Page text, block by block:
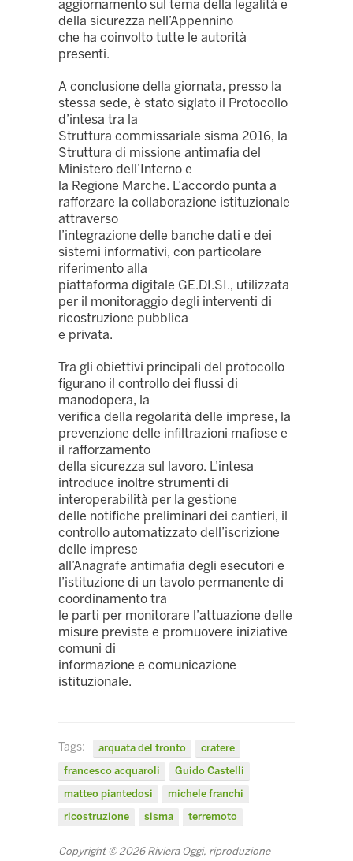
aggiornamento sul tema della legalità e
della sicurezza nell’Appennino
che ha coinvolto tutte le autorità
presenti.
A conclusione della giornata, presso la
stessa sede, è stato siglato il Protocollo
d’intesa tra la
Struttura commissariale sisma 2016, la
Struttura di missione antimafia del
Ministero dell’Interno e
la Regione Marche. L’accordo punta a
rafforzare la collaborazione istituzionale
attraverso
l’integrazione delle banche dati e dei
sistemi informativi, con particolare
riferimento alla
piattaforma digitale GE.DI.SI., utilizzata
per il monitoraggio degli interventi di
ricostruzione pubblica
e privata.
Tra gli obiettivi principali del protocollo
figurano il controllo dei flussi di
manodopera, la
verifica della regolarità delle imprese, la
prevenzione delle infiltrazioni mafiose e
il rafforzamento
della sicurezza sul lavoro. L’intesa
introduce inoltre strumenti di
interoperabilità per la gestione
delle notifiche preliminari dei cantieri, il
controllo automatizzato dell’iscrizione
delle imprese
all’Anagrafe antimafia degli esecutori e
l’istituzione di un tavolo permanente di
coordinamento tra
le parti per monitorare l’attuazione delle
misure previste e promuovere iniziative
comuni di
informazione e comunicazione
istituzionale.
Tags: arquata del tronto
cratere
francesco acquaroli
Guido Castelli
matteo piantedosi
michele franchi
ricostruzione
sisma terremoto
Copyright © 2026 Riviera Oggi, riproduzione